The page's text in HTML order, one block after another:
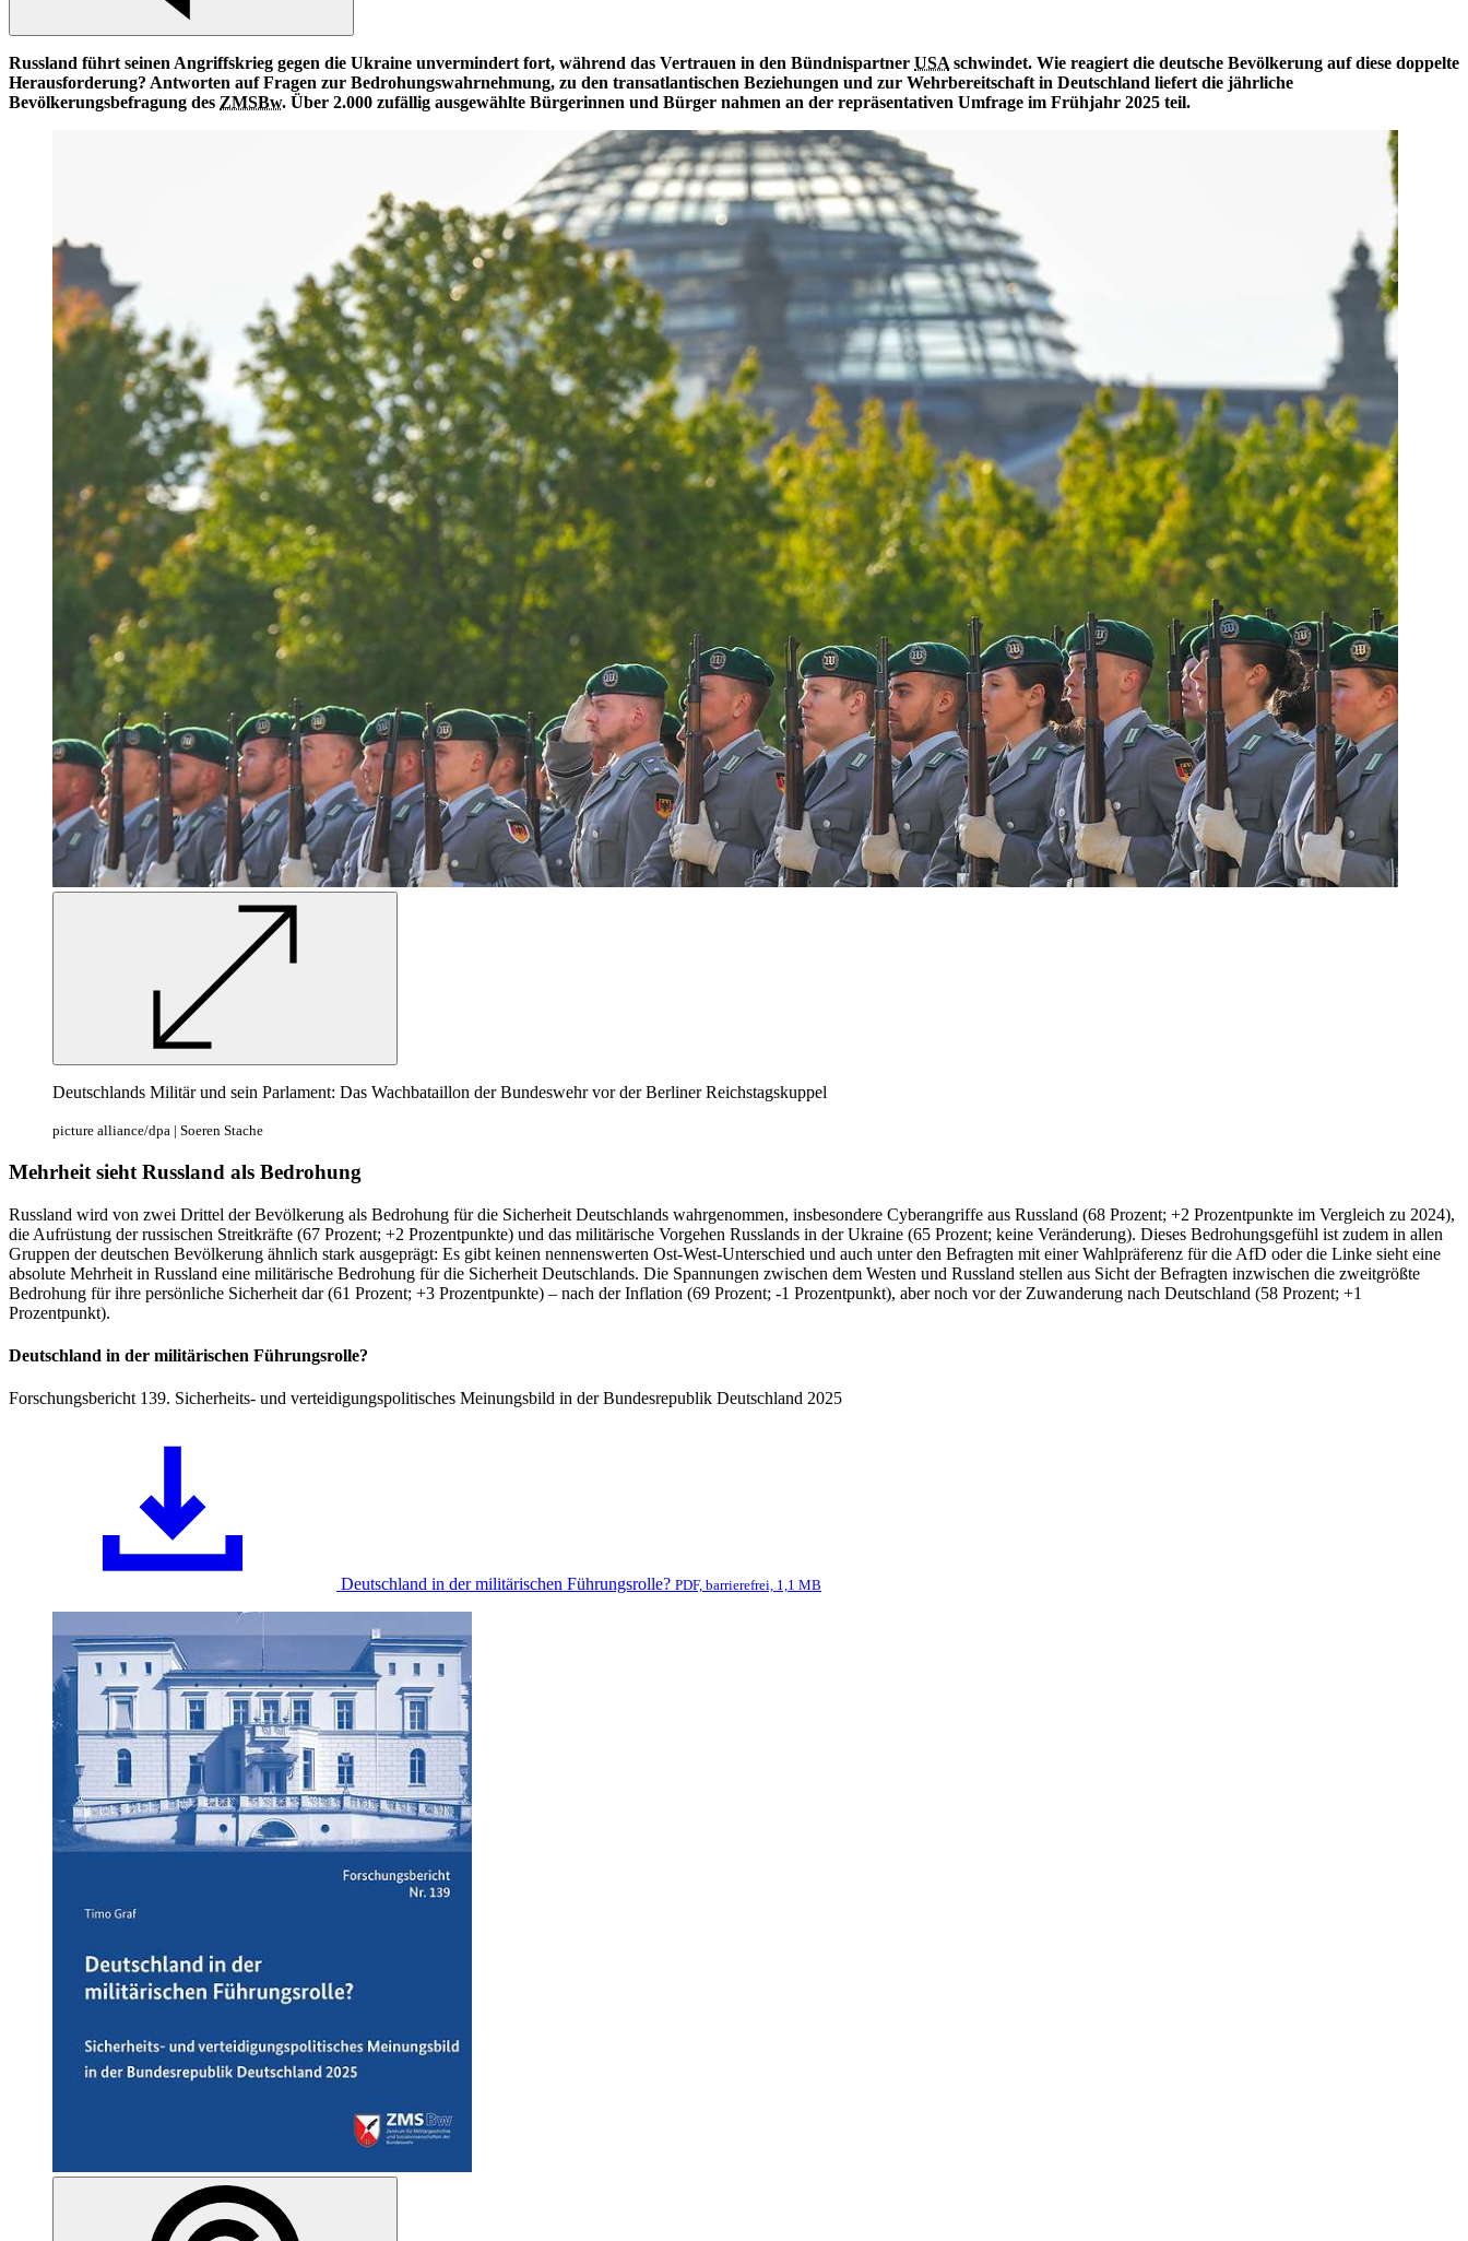
Russland führt seinen Angriffskrieg gegen die Ukraine unvermindert fort, während das Vertrauen in den Bündnispartner USA schwindet. Wie reagiert die deutsche Bevölkerung auf diese doppelte
Herausforderung? Antworten auf Fragen zur Bedrohungswahrnehmung, zu den transatlantischen Beziehungen und zur Wehrbereitschaft in Deutschland liefert die jährliche
Bevölkerungsbefragung des ZMSBw. Über 2.000 zufällig ausgewählte Bürgerinnen und Bürger nahmen an der repräsentativen Umfrage im Frühjahr 2025 teil.
Deutschlands Militär und sein Parlament: Das Wachbataillon der Bundeswehr vor der Berliner Reichstagskuppel
picture alliance/dpa | Soeren Stache
Mehrheit sieht Russland als Bedrohung
Russland wird von zwei Drittel der Bevölkerung als Bedrohung für die Sicherheit Deutschlands wahrgenommen, insbesondere Cyberangriffe aus Russland (68 Prozent; +2 Prozentpunkte im Vergleich zu 2024),
die Aufrüstung der russischen Streitkräfte (67 Prozent; +2 Prozentpunkte) und das militärische Vorgehen Russlands in der Ukraine (65 Prozent; keine Veränderung). Dieses Bedrohungsgefühl ist zudem in allen
Gruppen der deutschen Bevölkerung ähnlich stark ausgeprägt: Es gibt keinen nennenswerten Ost-West-Unterschied und auch unter den Befragten mit einer Wahlpräferenz für die AfD oder die Linke sieht eine
absolute Mehrheit in Russland eine militärische Bedrohung für die Sicherheit Deutschlands. Die Spannungen zwischen dem Westen und Russland stellen aus Sicht der Befragten inzwischen die zweitgrößte
Bedrohung für ihre persönliche Sicherheit dar (61 Prozent; +3 Prozentpunkte) – nach der Inflation (69 Prozent; -1 Prozentpunkt), aber noch vor der Zuwanderung nach Deutschland (58 Prozent; +1
Prozentpunkt).
Deutschland in der militärischen Führungsrolle?
Forschungsbericht 139. Sicherheits- und verteidigungspolitisches Meinungsbild in der Bundesrepublik Deutschland 2025
Deutschland in der militärischen Führungsrolle? PDF, barrierefrei, 1,1 MB